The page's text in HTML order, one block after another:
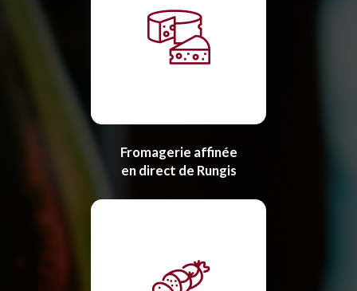
Fromagerie affinée
en direct de Rungis